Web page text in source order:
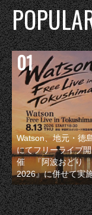
Watson、地元・徳
にてフリーライブ開
催 『阿波おどり
2026』に併せて実